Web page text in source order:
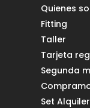
Quienes
Fitting
Taller
Tarjeta
Segunda
Set Alquiler